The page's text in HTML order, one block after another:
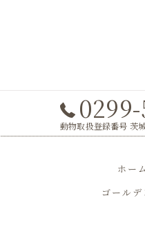
動物取扱登録番号
ホーム
ゴール